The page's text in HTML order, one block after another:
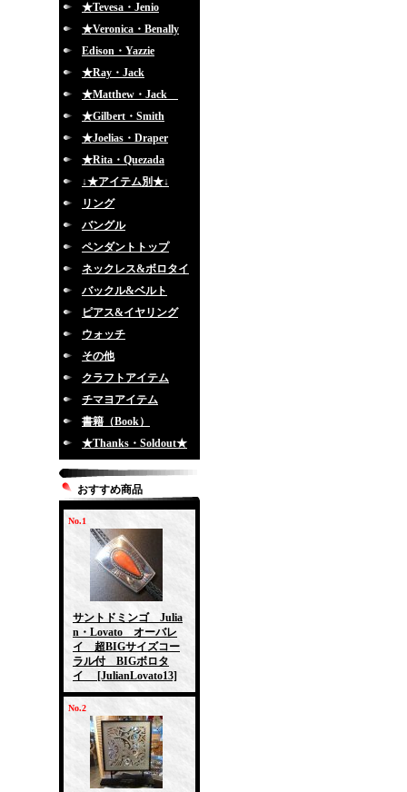
★Tevesa・Jenio
★Veronica・Benally
Edison・Yazzie
★Ray・Jack
★Matthew・Jack
★Gilbert・Smith
★Joelias・Draper
★Rita・Quezada
↓★アイテム別★↓
リング
バングル
ペンダントトップ
ネックレス&ボロタイ
バックル&ベルト
ピアス&イヤリング
ウォッチ
その他
クラフトアイテム
チマヨアイテム
書籍（Book）
★Thanks・Soldout★
おすすめ商品
No.1
サントドミンゴ Julia
n・Lovato オーバレ
イ 超BIGサイズコー
ラル付 BIGボロタ
イ
[JulianLovato13]
No.2